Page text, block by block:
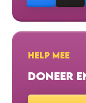
HELP MEE
DONEER